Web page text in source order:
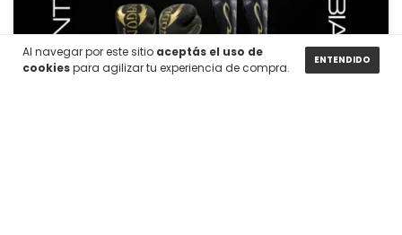
Al navegar por este sitio aceptás el uso de
cookiespara agilizar tu experiencia de compra.
ENTENDIDO